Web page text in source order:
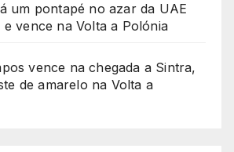
um pontapé no azar da UAE
e vence na Volta a Polónia
vence na chegada a Sintra,
de amarelo na Volta a